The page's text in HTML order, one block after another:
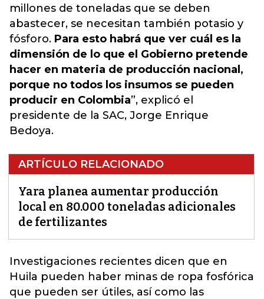
millones de toneladas que se deben
abastecer, se necesitan también potasio y
fósforo. Para esto habrá que ver cuál es la
dimensión de lo que el Gobierno pretende
hacer en materia de producción nacional,
porque no todos los insumos se pueden
producir en Colombia”, explicó el
presidente de la SAC, Jorge Enrique
Bedoya.
ARTÍCULO RELACIONADO
Yara planea aumentar producción
local en 80.000 toneladas adicionales
de fertilizantes
Investigaciones recientes dicen que en
Huila pueden haber minas de ropa fosfórica
que pueden ser útiles, así como las